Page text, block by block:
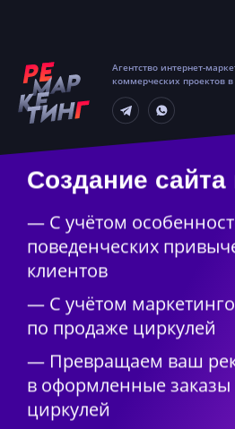
Агентство интернет-
коммерческих проектов
Создание сайта
— С учётом
поведенческих
клиентов
— С учётом
по продаже циркулей
— Превращаем ваш
в оформленные заказы
циркулей